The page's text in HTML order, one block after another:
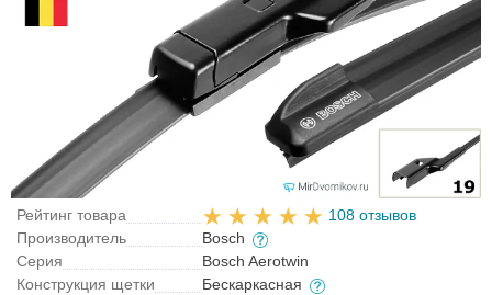
Рейтинг товара
108 отзывов
Производитель
Bosch
Серия
Bosch Aerotwin
Конструкция щетки
Бескаркасная